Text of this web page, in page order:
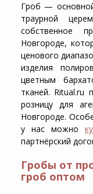
Гроб —
траурной
собственное
Новгороде,
ценового
изделия
цветным
тканей. Ritual.ru
розницу для
Новгороде.
у нас можно
партнёрский
Гробы от
гроб оптом